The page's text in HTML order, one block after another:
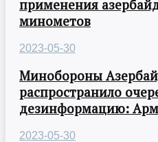
применения
минометов
2023-05-30
Минобороны
распространило
дезинформацию:
2023-05-30